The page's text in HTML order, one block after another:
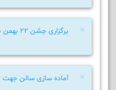
× برگزاری جشن 22 بهمن ماه
× آماده سازی سالن جهت